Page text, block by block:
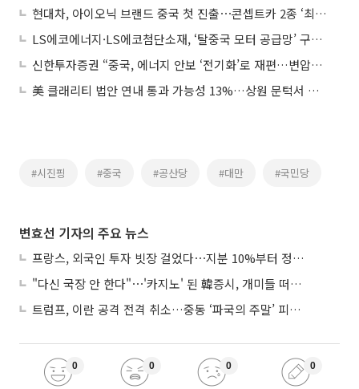
현대차, 아이오닉 브랜드 중국 첫 진출⋯콘셉트카 2종 ‘최초 공개’
LS에코에너지·LS에코첨단소재, ‘탈중국 모터 공급망’ 구축 협력
신한투자증권 “중국, 에너지 안보 ‘전기화’로 재편…변압기·ESS 핵심 수혜”
美 클래리티 법안 연내 통과 가능성 13%…상원 문턱서 제동
#시진핑 #중국 #공산당 #대만 #국민당
변효선 기자의 주요 뉴스
프랑스, 외국인 투자 빗장 걸었다⋯지분 10%부터 정부가 승인
"다신 국장 안 한다"⋯'카지노' 된 韓증시, 개미들 떠난다
트럼프, 이란 공격 전격 취소…중동 ‘파국의 주말’ 피했다
0 0 0 0